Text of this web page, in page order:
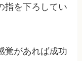
指を下ろしてい
覚があれば成功